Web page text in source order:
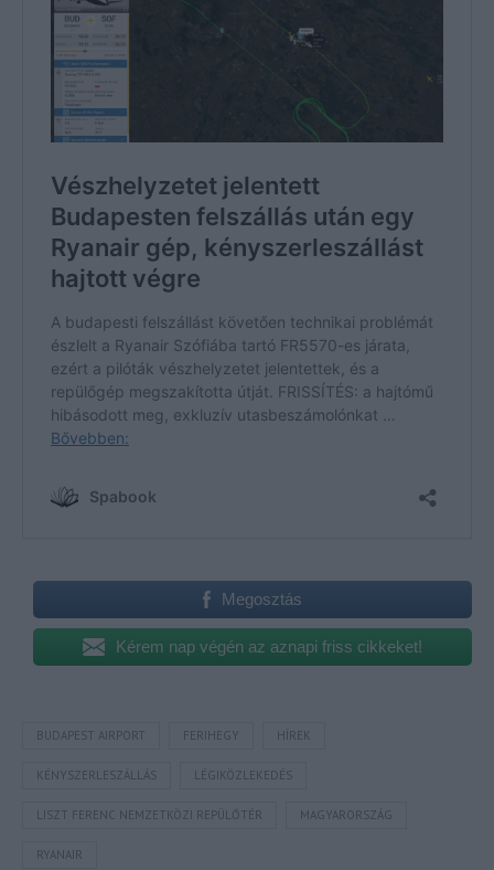
Megosztás
Kérem nap végén az aznapi friss cikkeket!
BUDAPEST AIRPORT FERIHEGY HÍREK
KÉNYSZERLESZÁLLÁS LÉGIKÖZLEKEDÉS
LISZT FERENC NEMZETKÖZI REPÜLŐTÉR MAGYARORSZÁG
RYANAIR